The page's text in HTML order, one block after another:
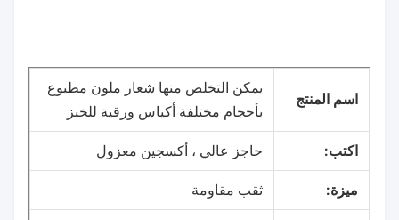
اسم المنتج
يمكن التخلص منها شعار ملون مطبوع
بأحجام مختلفة أكياس ورقية للخبز
اكتب: حاجز عالي ، أكسجين معزول
ميزة: ثقب مقاومة